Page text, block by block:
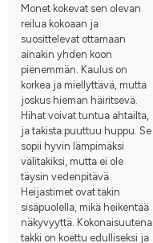
Monet kokevat sen olevan
reilua kokoaan ja
suosittelevat ottamaan
ainakin yhden koon
pienemmän. Kaulus on
korkea ja miellyttävä, mutta
joskus hieman häiritsevä.
Hihat voivat tuntua ahtailta,
ja takista puuttuu huppu. Se
sopii hyvin lämpimäksi
välitakiksi, mutta ei ole
täysin vedenpitävä.
Heijastimet ovat takin
sisäpuolella, mikä heikentää
näkyvyyttä. Kokonaisuutena
takki on koettu edulliseksi ja